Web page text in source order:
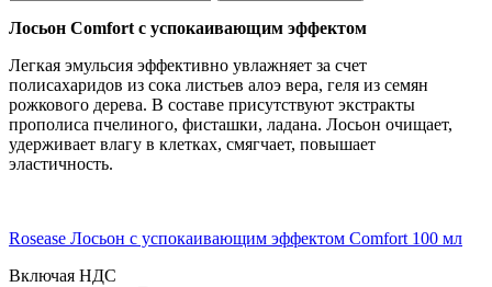
Лосьон Comfort с успокаивающим эффектом
Легкая эмульсия эффективно увлажняет за счет
полисахаридов из сока листьев алоэ вера, геля из семян
рожкового дерева. В составе присутствуют экстракты
прополиса пчелиного, фисташки, ладана. Лосьон очищает,
удерживает влагу в клетках, смягчает, повышает
эластичность.
Rosease Лосьон с успокаивающим эффектом Comfort 100 мл
Включая НДС